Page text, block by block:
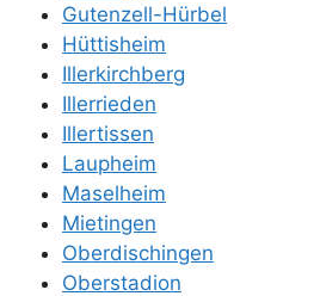
Gutenzell-Hürbel
Hüttisheim
Illerkirchberg
Illerrieden
Illertissen
Laupheim
Maselheim
Mietingen
Oberdischingen
Oberstadion